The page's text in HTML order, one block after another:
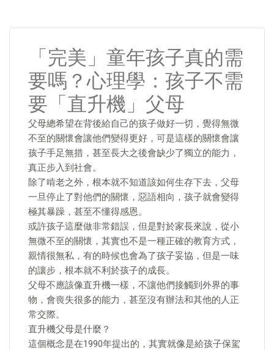
「完美」童年孩子真的需
要嗎？心理學：孩子不需
要「直升機」父母
父母總希望在背後給自己的孩子做好一切，覺得無微
不至的關懷會讓他們變得更好，可是這樣的關懷會讓
孩子手足無措，甚至長大之後會缺少了獨立的能力，
真正步入到社會。
除了啃老之外，根本就不知道該如何生存下去，父母
一旦停止了對他們的關懷，惡語相向，孩子就會變得
極其暴躁，甚至不懂得感恩。
或許孩子這麼做非常錯誤，但是對於家長來說，從小
無微不至的關懷，其實也不是一種正確的教育方式，
親情很無私，有的時候也會為了孩子妥協，但是一味
的讓步，根本就不利於孩子的成長。
父母不應該像直升機一樣，不讓他們接觸到外界的事
物，會喪失很多的能力，甚至沒有辦法和其他的人正
常交際。
直升機父母是什麼？
這個概念是在1990年提出的，其實就像是給孩子保駕